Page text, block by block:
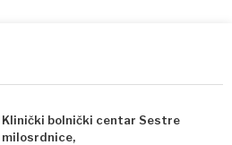
Klinički bolnički centar Sestre
milosrdnice,